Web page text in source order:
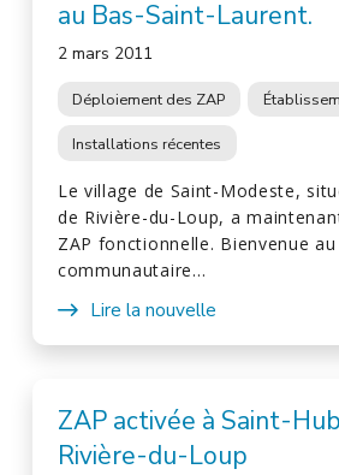
au Bas-Saint-Laurent.
2 mars 2011
Déploiement des ZAP
Installations récentes
Le village de Saint-Modeste,
de Rivière-du-Loup, a
ZAP fonctionnelle. Bienvenue au
communautaire…
Lire la nouvelle
ZAP activée à Saint-
Rivière-du-Loup